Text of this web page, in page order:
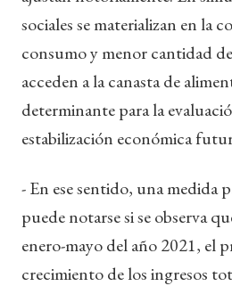
sociales se materializan en la
consumo y menor cantidad
acceden a la canasta de
determinante para la
estabilización económica
- En ese sentido, una medida
puede notarse si se observa
enero-mayo del año 2021, el
crecimiento de los ingresos